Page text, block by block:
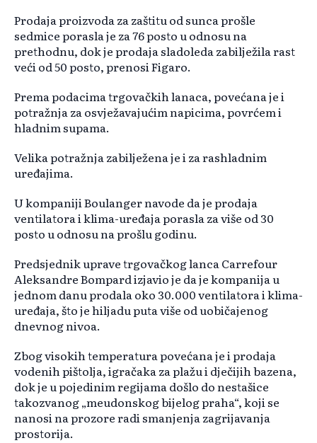
Prodaja proizvoda za zaštitu od sunca prošle
sedmice porasla je za 76 posto u odnosu na
prethodnu, dok je prodaja sladoleda zabilježila rast
veći od 50 posto, prenosi Figaro.
Prema podacima trgovačkih lanaca, povećana je i
potražnja za osvježavajućim napicima, povrćem i
hladnim supama.
Velika potražnja zabilježena je i za rashladnim
uređajima.
U kompaniji Boulanger navode da je prodaja
ventilatora i klima-uređaja porasla za više od 30
posto u odnosu na prošlu godinu.
Predsjednik uprave trgovačkog lanca Carrefour
Aleksandre Bompard izjavio je da je kompanija u
jednom danu prodala oko 30.000 ventilatora i klima-
uređaja, što je hiljadu puta više od uobičajenog
dnevnog nivoa.
Zbog visokih temperatura povećana je i prodaja
vodenih pištolja, igračaka za plažu i dječijih bazena,
dok je u pojedinim regijama došlo do nestašice
takozvanog „meudonskog bijelog praha“, koji se
nanosi na prozore radi smanjenja zagrijavanja
prostorija.